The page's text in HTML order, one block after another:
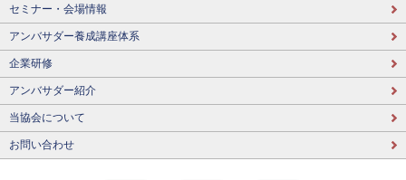
セミナー・会場情報
アンバサダー養成講座体系
企業研修
アンバサダー紹介
当協会について
お問い合わせ